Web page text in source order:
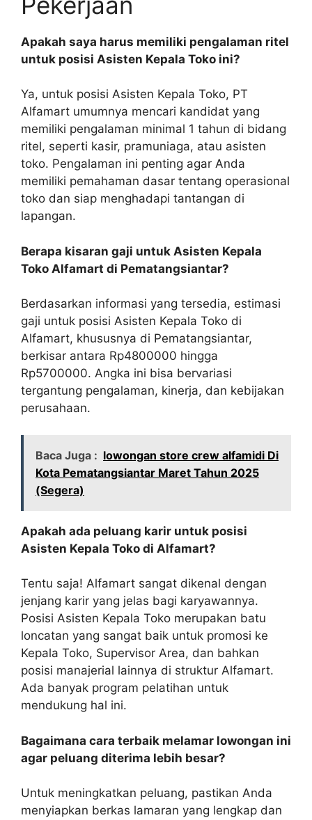
Apakah saya harus memiliki pengalaman ritel
untuk posisi Asisten Kepala Toko ini?
Ya, untuk posisi Asisten Kepala Toko, PT
Alfamart umumnya mencari kandidat yang
memiliki pengalaman minimal 1 tahun di bidang
ritel, seperti kasir, pramuniaga, atau asisten
toko. Pengalaman ini penting agar Anda
memiliki pemahaman dasar tentang operasional
toko dan siap menghadapi tantangan di
lapangan.
Berapa kisaran gaji untuk Asisten Kepala
Toko Alfamart di Pematangsiantar?
Berdasarkan informasi yang tersedia, estimasi
gaji untuk posisi Asisten Kepala Toko di
Alfamart, khususnya di Pematangsiantar,
berkisar antara Rp4800000 hingga
Rp5700000. Angka ini bisa bervariasi
tergantung pengalaman, kinerja, dan kebijakan
perusahaan.
Baca Juga : lowongan store crew alfamidi Di
Kota Pematangsiantar Maret Tahun 2025
(Segera)
Apakah ada peluang karir untuk posisi
Asisten Kepala Toko di Alfamart?
Tentu saja! Alfamart sangat dikenal dengan
jenjang karir yang jelas bagi karyawannya.
Posisi Asisten Kepala Toko merupakan batu
loncatan yang sangat baik untuk promosi ke
Kepala Toko, Supervisor Area, dan bahkan
posisi manajerial lainnya di struktur Alfamart.
Ada banyak program pelatihan untuk
mendukung hal ini.
Bagaimana cara terbaik melamar lowongan ini
agar peluang diterima lebih besar?
Untuk meningkatkan peluang, pastikan Anda
menyiapkan berkas lamaran yang lengkap dan